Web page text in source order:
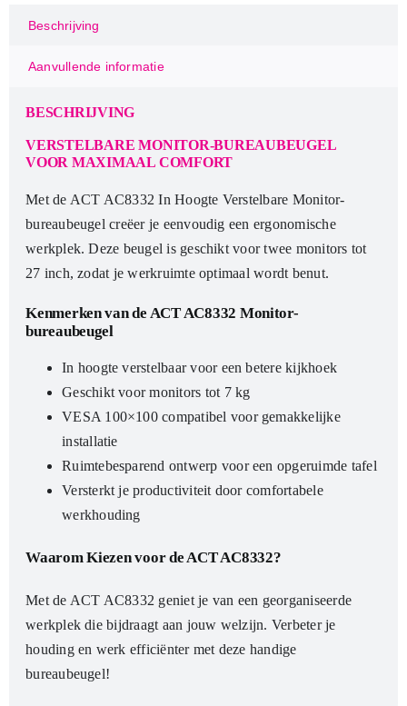
|
Max
7kg
|
100x100
|
2
Monitoren
Beschrijving
Aanvullende informatie
BESCHRIJVING
VERSTELBARE MONITOR-BUREAUBEUGEL
VOOR MAXIMAAL COMFORT
Met de ACT AC8332 In Hoogte Verstelbare Monitor-
bureaubeugel creëer je eenvoudig een ergonomische
werkplek. Deze beugel is geschikt voor twee monitors tot
27 inch, zodat je werkruimte optimaal wordt benut.
Kenmerken van de ACT AC8332 Monitor-
bureaubeugel
In hoogte verstelbaar voor een betere kijkhoek
Geschikt voor monitors tot 7 kg
VESA 100×100 compatibel voor gemakkelijke
installatie
Ruimtebesparend ontwerp voor een opgeruimde tafel
Versterkt je productiviteit door comfortabele
werkhouding
Waarom Kiezen voor de ACT AC8332?
Met de ACT AC8332 geniet je van een georganiseerde
werkplek die bijdraagt aan jouw welzijn. Verbeter je
houding en werk efficiënter met deze handige
bureaubeugel!